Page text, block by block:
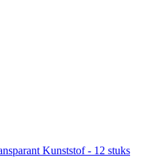
Kunststof - 12 stuks